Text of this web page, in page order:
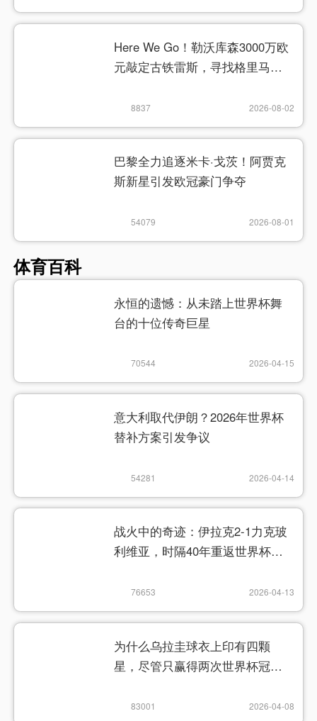
Here We Go！勒沃库森3000万欧
元敲定古铁雷斯，寻找格里马尔
8837 2026-08-02
巴黎全力追逐米卡·戈茨！阿贾克
斯新星引发欧冠豪门争夺
54079 2026-08-01
体育百科
永恒的遗憾：从未踏上世界杯舞
台的十位传奇巨星
70544 2026-04-15
意大利取代伊朗？2026年世界杯
替补方案引发争议
54281 2026-04-14
战火中的奇迹：伊拉克2-1力克玻
利维亚，时隔40年重返世界杯舞
76653 2026-04-13
为什么乌拉圭球衣上印有四颗
星，尽管只赢得两次世界杯冠
83001 2026-04-08